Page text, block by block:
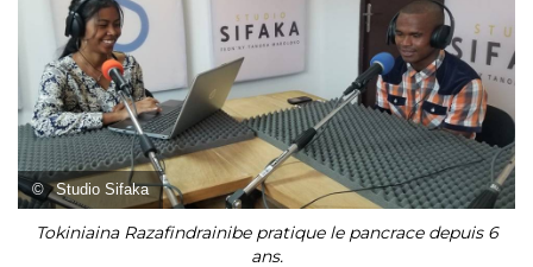
© Studio Sifaka
Tokiniaina Razafindrainibe pratique le pancrace depuis 6
ans.